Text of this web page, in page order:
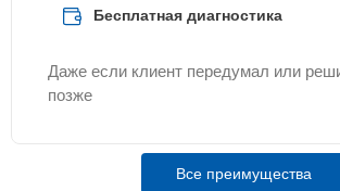
Бесплатная диагностика
Даже если клиент передумал или
позже
Все преимущества